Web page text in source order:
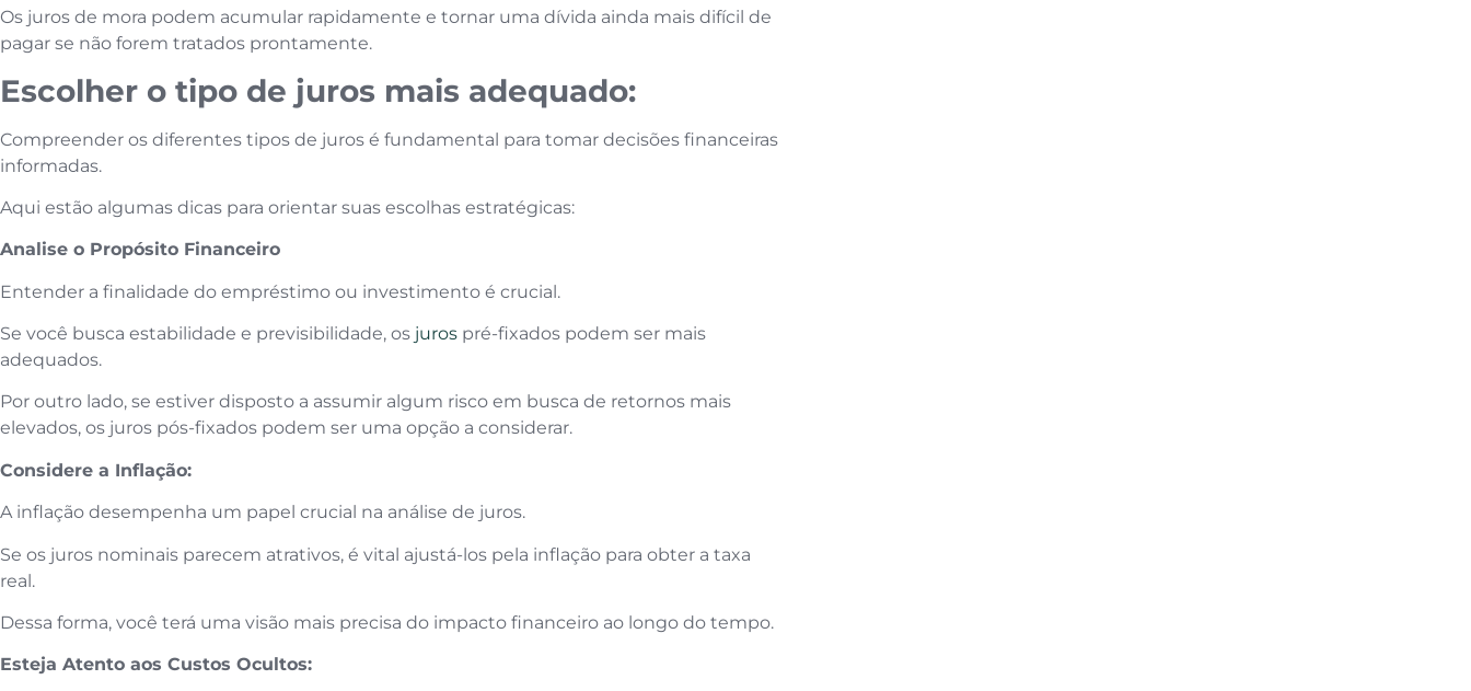
Os juros de mora podem acumular rapidamente e tornar uma dívida ainda mais difícil de
pagar se não forem tratados prontamente.
Escolher o tipo de juros mais adequado:
Compreender os diferentes tipos de juros é fundamental para tomar decisões financeiras
informadas.
Aqui estão algumas dicas para orientar suas escolhas estratégicas:
Analise o Propósito Financeiro
Entender a finalidade do empréstimo ou investimento é crucial.
Se você busca estabilidade e previsibilidade, os juros pré-fixados podem ser mais
adequados.
Por outro lado, se estiver disposto a assumir algum risco em busca de retornos mais
elevados, os juros pós-fixados podem ser uma opção a considerar.
Considere a Inflação:
A inflação desempenha um papel crucial na análise de juros.
Se os juros nominais parecem atrativos, é vital ajustá-los pela inflação para obter a taxa
real.
Dessa forma, você terá uma visão mais precisa do impacto financeiro ao longo do tempo.
Esteja Atento aos Custos Ocultos: